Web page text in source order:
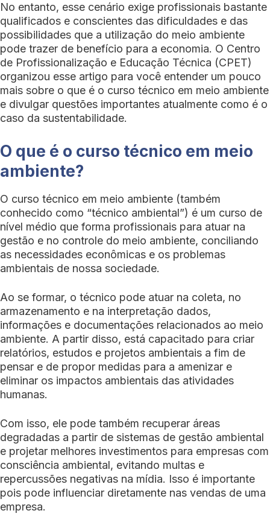
No entanto, esse cenário exige profissionais bastante
qualificados e conscientes das dificuldades e das
possibilidades que a utilização do meio ambiente
pode trazer de benefício para a economia. O Centro
de Profissionalização e Educação Técnica (CPET)
organizou esse artigo para você entender um pouco
mais sobre o que é o curso técnico em meio ambiente
e divulgar questões importantes atualmente como é o
caso da sustentabilidade.
O que é o curso técnico em meio
ambiente?
O curso técnico em meio ambiente (também
conhecido como “técnico ambiental”) é um curso de
nível médio que forma profissionais para atuar na
gestão e no controle do meio ambiente, conciliando
as necessidades econômicas e os problemas
ambientais de nossa sociedade.
Ao se formar, o técnico pode atuar na coleta, no
armazenamento e na interpretação dados,
informações e documentações relacionados ao meio
ambiente. A partir disso, está capacitado para criar
relatórios, estudos e projetos ambientais a fim de
pensar e de propor medidas para a amenizar e
eliminar os impactos ambientais das atividades
humanas.
Com isso, ele pode também recuperar áreas
degradadas a partir de sistemas de gestão ambiental
e projetar melhores investimentos para empresas com
consciência ambiental, evitando multas e
repercussões negativas na mídia. Isso é importante
pois pode influenciar diretamente nas vendas de uma
empresa.